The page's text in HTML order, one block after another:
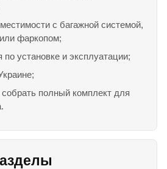
с багажной системой,
фаркопом;
по установке и эксплуатации;
полный комплект для